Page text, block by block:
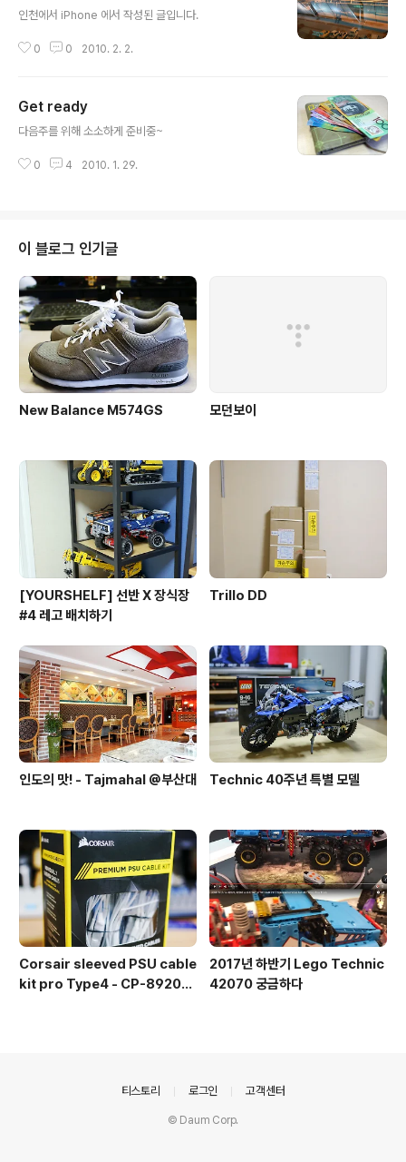
인천에서 iPhone 에서 작성된 글입니다.
0 0 2010. 2. 2.
Get ready
다음주를 위해 소소하게 준비중~
0 4 2010. 1. 29.
이 블로그 인기글
New Balance M574GS 모던보이
[YOURSHELF] 선반 X 장식장
#4 레고 배치하기
Trillo DD
인도의 맛! - Tajmahal @부산대 Technic 40주년 특별 모델
Corsair sleeved PSU cable
kit pro Type4 - CP-892015
2017년 하반기 Lego Technic
42070 궁금하다
티스토리 로그인 고객센터
© Daum Corp.